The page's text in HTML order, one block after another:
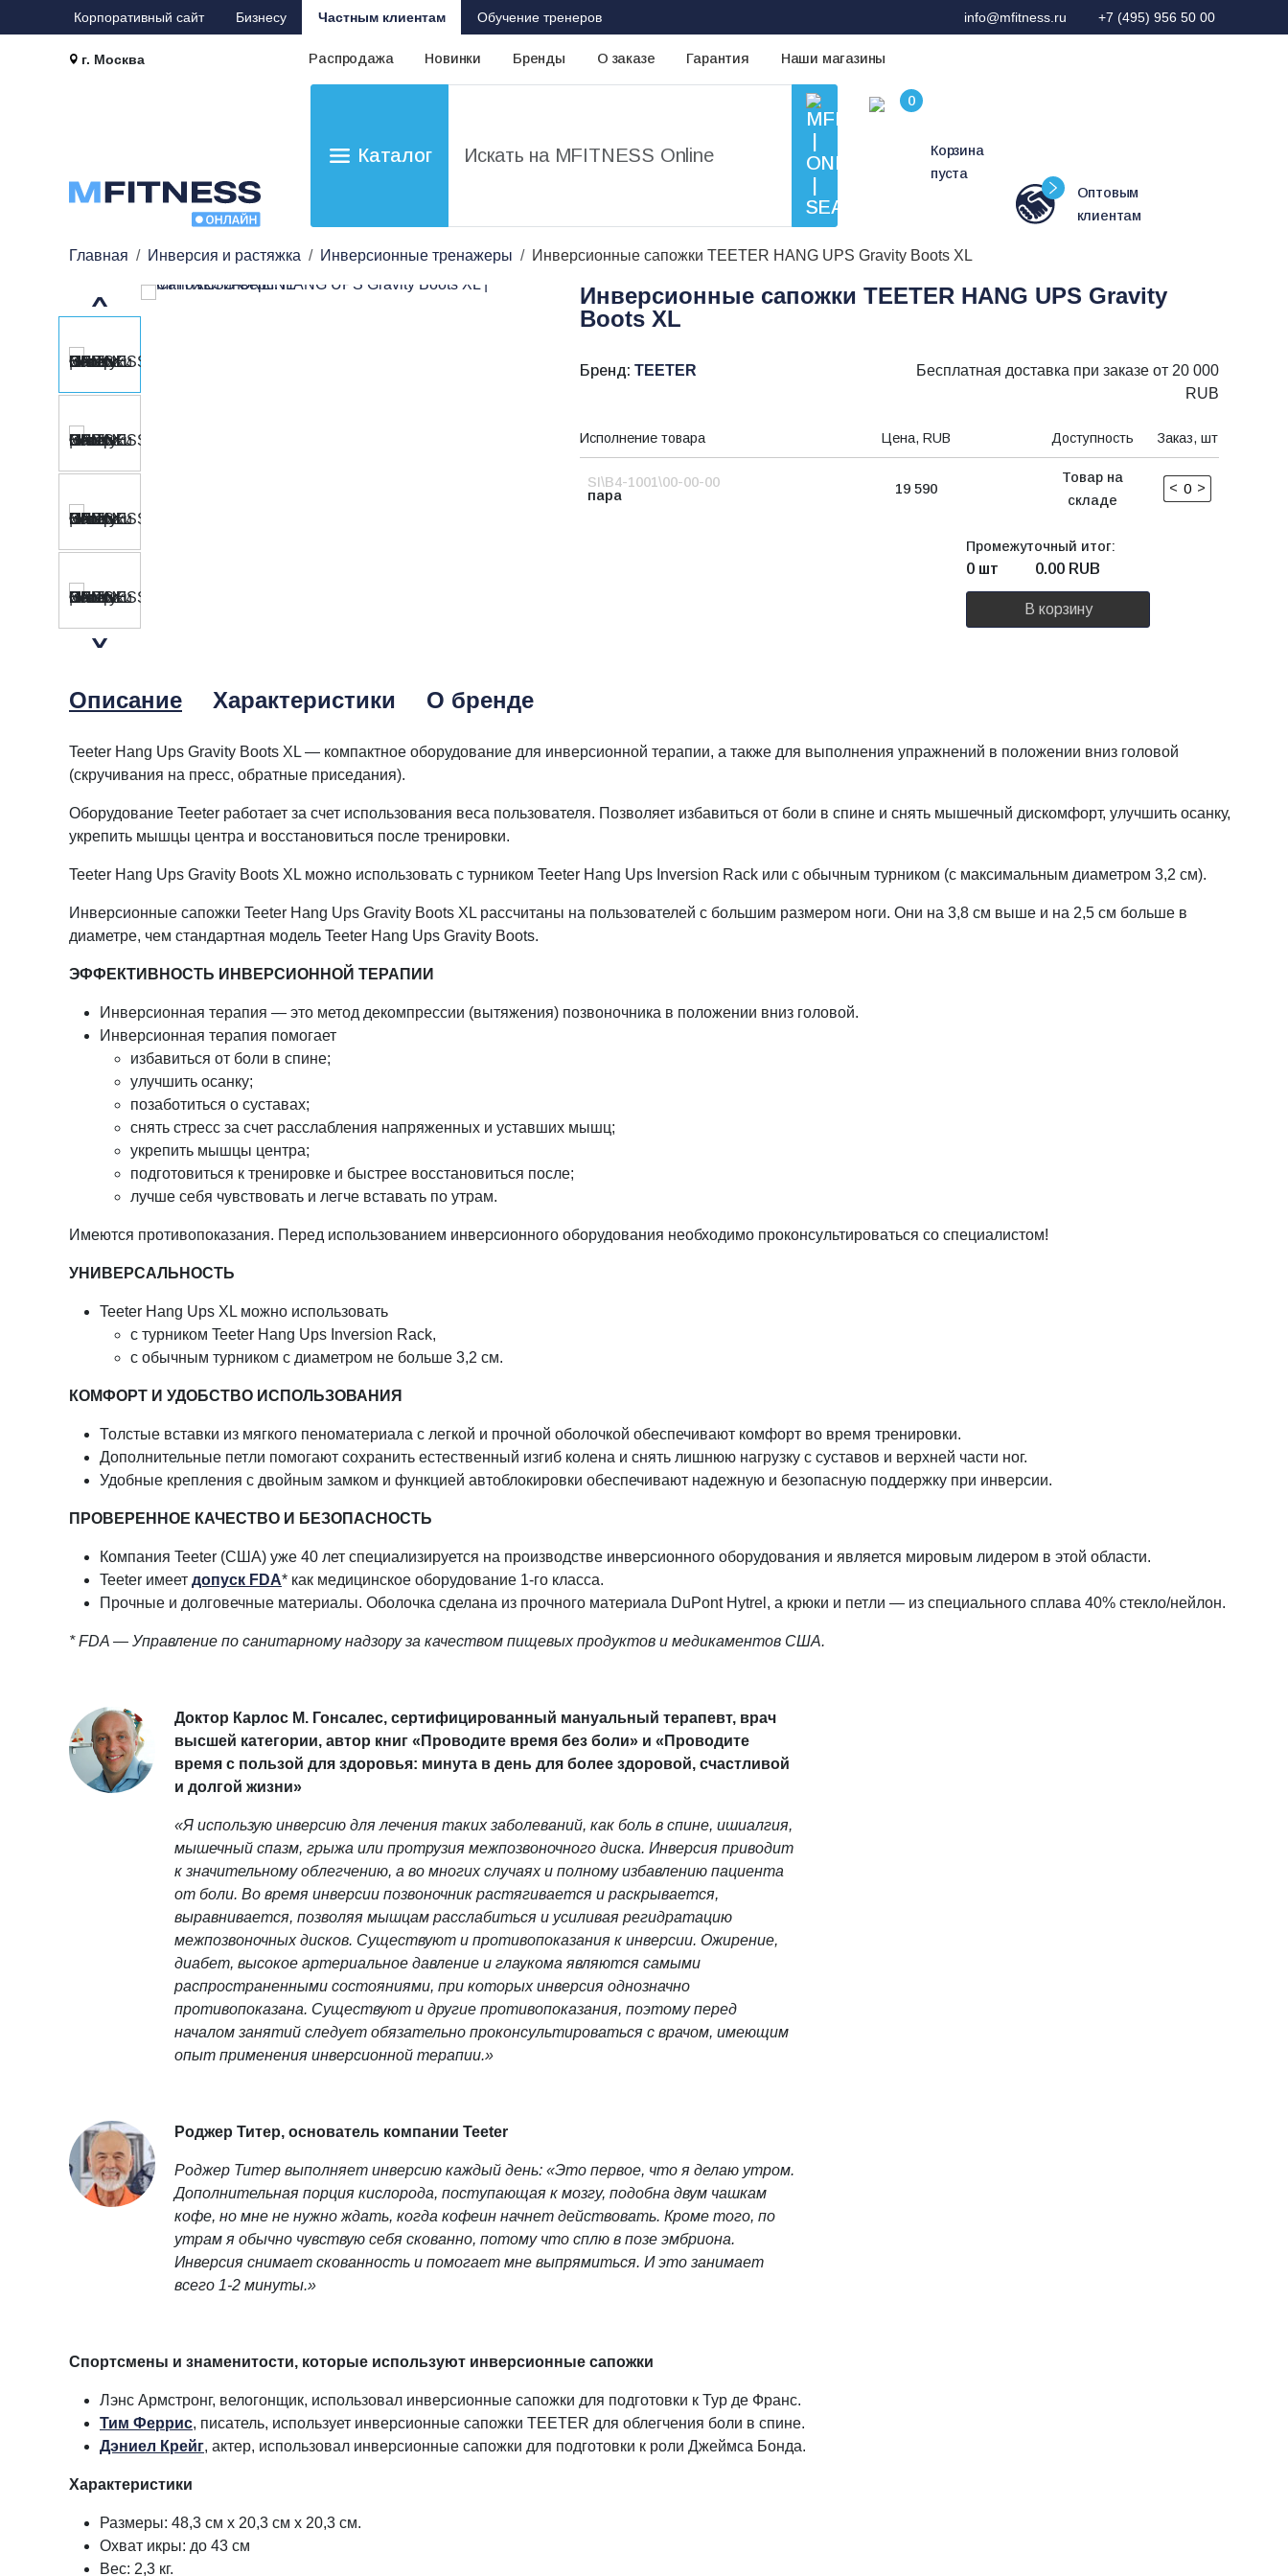
Корпоративный сайт Бизнесу Частным клиентам Обучение тренеров info@mfitness.ru +7 (495) 956 50 00
г. Москва Распродажа Новинки Бренды О заказе Гарантия Наши магазины
Каталог
Корзина
пуста
Оптовым
клиентам
Главная Инверсия и растяжка Инверсионные тренажеры Инверсионные сапожки TEETER HANG UPS Gravity Boots XL
Инверсионные сапожки TEETER HANG UPS Gravity
Boots XL
Бренд: TEETER
Бесплатная доставка при заказе от 20 000
RUB
Исполнение товара Цена, RUB Доступность Заказ, шт
SI\B4-1001\00-00-00
пара
19 590
Товар на
складе
< >
Промежуточный итог:
0 шт 0.00 RUB
В корзину
Описание Характеристики О бренде
Teeter Hang Ups Gravity Boots XL — компактное оборудование для инверсионной терапии, а также для выполнения упражнений в положении вниз головой
(скручивания на пресс, обратные приседания).
Оборудование Teeter работает за счет использования веса пользователя. Позволяет избавиться от боли в спине и снять мышечный дискомфорт, улучшить осанку,
укрепить мышцы центра и восстановиться после тренировки.
Teeter Hang Ups Gravity Boots XL можно использовать с турником Teeter Hang Ups Inversion Rack или с обычным турником (c максимальным диаметром 3,2 см).
Инверсионные сапожки Teeter Hang Ups Gravity Boots XL рассчитаны на пользователей с большим размером ноги. Они на 3,8 см выше и на 2,5 см больше в
диаметре, чем стандартная модель Teeter Hang Ups Gravity Boots.
ЭФФЕКТИВНОСТЬ ИНВЕРСИОННОЙ ТЕРАПИИ
Инверсионная терапия — это метод декомпрессии (вытяжения) позвоночника в положении вниз головой.
Инверсионная терапия помогает
избавиться от боли в спине;
улучшить осанку;
позаботиться о суставах;
снять стресс за счет расслабления напряженных и уставших мышц;
укрепить мышцы центра;
подготовиться к тренировке и быстрее восстановиться после;
лучше себя чувствовать и легче вставать по утрам.
Имеются противопоказания. Перед использованием инверсионного оборудования необходимо проконсультироваться со специалистом!
УНИВЕРСАЛЬНОСТЬ
Teeter Hang Ups XL можно использовать
с турником Teeter Hang Ups Inversion Rack,
с обычным турником с диаметром не больше 3,2 см.
КОМФОРТ И УДОБСТВО ИСПОЛЬЗОВАНИЯ
Толстые вставки из мягкого пеноматериала с легкой и прочной оболочкой обеспечивают комфорт во время тренировки.
Дополнительные петли помогают сохранить естественный изгиб колена и снять лишнюю нагрузку с суставов и верхней части ног.
Удобные крепления с двойным замком и функцией автоблокировки обеспечивают надежную и безопасную поддержку при инверсии.
ПРОВЕРЕННОЕ КАЧЕСТВО И БЕЗОПАСНОСТЬ
Компания Teeter (США) уже 40 лет специализируется на производстве инверсионного оборудования и является мировым лидером в этой области.
Teeter имеет допуск FDA* как медицинское оборудование 1-го класса.
Прочные и долговечные материалы. Оболочка сделана из прочного материала DuPont Hytrel, а крюки и петли — из специального сплава 40% стекло/нейлон.
*FDA — Управление по санитарному надзору за качеством пищевых продуктов и медикаментов США.
Доктор Карлос М. Гонсалес, сертифицированный мануальный терапевт, врач
высшей категории, автор книг «Проводите время без боли» и «Проводите
время с пользой для здоровья: минута в день для более здоровой, счастливой
и долгой жизни»
«Я использую инверсию для лечения таких заболеваний, как боль в спине, ишиалгия,
мышечный спазм, грыжа или протрузия межпозвоночного диска. Инверсия приводит
к значительному облегчению, а во многих случаях и полному избавлению пациента
от боли. Во время инверсии позвоночник растягивается и раскрывается,
выравнивается, позволяя мышцам расслабиться и усиливая регидратацию
межпозвоночных дисков. Существуют и противопоказания к инверсии. Ожирение,
диабет, высокое артериальное давление и глаукома являются самыми
распространенными состояниями, при которых инверсия однозначно
противопоказана. Существуют и другие противопоказания, поэтому перед
началом занятий следует обязательно проконсультироваться с врачом, имеющим
опыт применения инверсионной терапии.»
Роджер Титер, основатель компании Teeter
Роджер Титер выполняет инверсию каждый день: «Это первое, что я делаю утром.
Дополнительная порция кислорода, поступающая к мозгу, подобна двум чашкам
кофе, но мне не нужно ждать, когда кофеин начнет действовать. Кроме того, по
утрам я обычно чувствую себя скованно, потому что сплю в позе эмбриона.
Инверсия снимает скованность и помогает мне выпрямиться. И это занимает
всего 1-2 минуты.»
Спортсмены и знаменитости, которые используют инверсионные сапожки
Лэнс Армстронг, велогонщик, использовал инверсионные сапожки для подготовки к Тур де Франс.
Тим Феррис, писатель, использует инверсионные сапожки TEETER для облегчения боли в спине.
Дэниел Крейг, актер, использовал инверсионные сапожки для подготовки к роли Джеймса Бонда.
Характеристики
Размеры: 48,3 см х 20,3 см х 20,3 см.
Охват икры: до 43 см
Вес: 2,3 кг.